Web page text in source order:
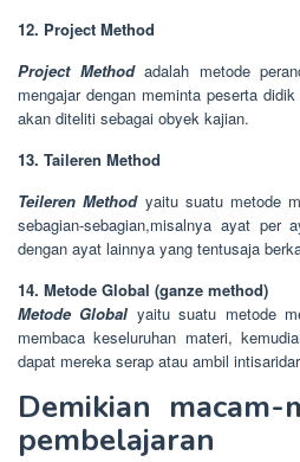
12. Project Method
Project Methodadalah metode
mengajar dengan meminta peserta
akan diteliti sebagai obyek kajian.
13. Taileren Method
Teileren Methodyaitu suatu metode
sebagian-sebagian,misalnya ayat per
dengan ayat lainnya yang tentusaja
14. Metode Global (ganze method)
Metode Global yaitu suatu metode
membaca keseluruhan materi,
dapat mereka serap atau ambil
Demikian macam-
pembelajaran